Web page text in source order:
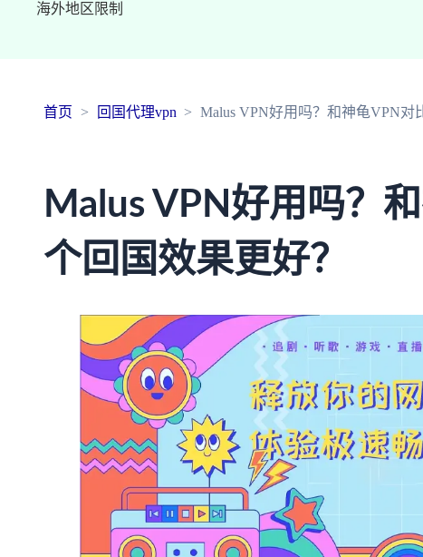
海外地区限制
首页 回国代理vpn Malus VPN好用吗？和神龟VPN对
Malus VPN好用吗？
个回国效果更好？